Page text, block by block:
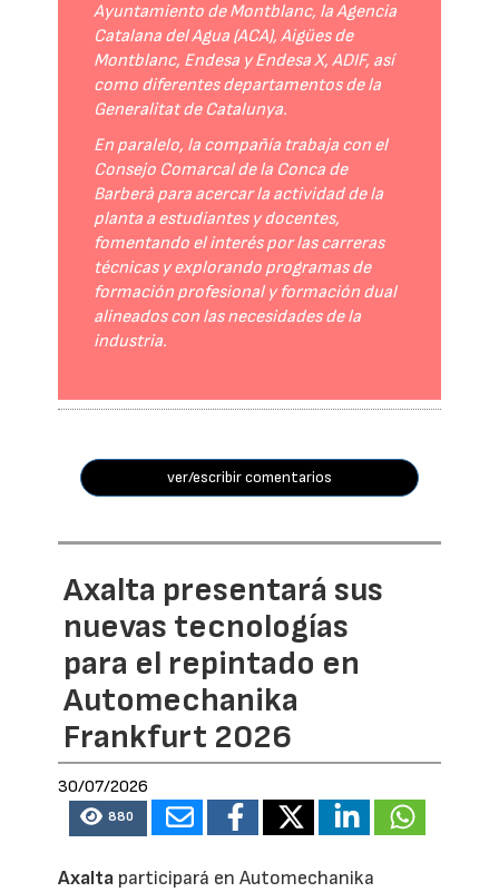
Ayuntamiento de Montblanc, la Agencia
Catalana del Agua (ACA), Aigües de
Montblanc, Endesa y Endesa X, ADIF, así
como diferentes departamentos de la
Generalitat de Catalunya.
En paralelo, la compañía trabaja con el
Consejo Comarcal de la Conca de
Barberà para acercar la actividad de la
planta a estudiantes y docentes,
fomentando el interés por las carreras
técnicas y explorando programas de
formación profesional y formación dual
alineados con las necesidades de la
industria.
ver/escribir comentarios
Axalta presentará sus
nuevas tecnologías
para el repintado en
Automechanika
Frankfurt 2026
30/07/2026
880
Axalta participará en Automechanika